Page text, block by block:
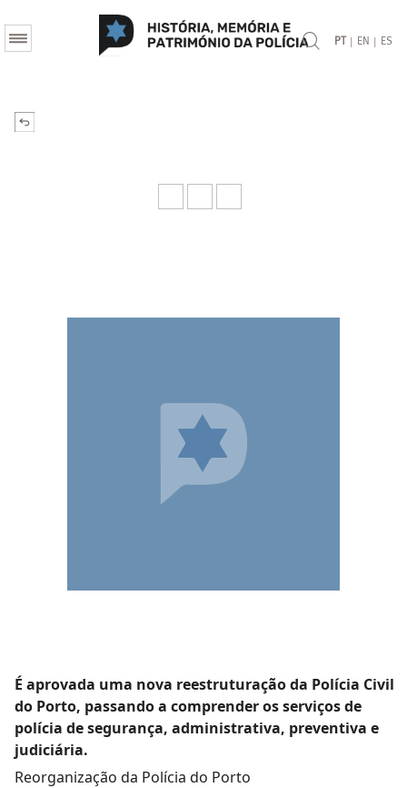
PT | EN | ES
É aprovada uma nova reestruturação da Polícia Civil
do Porto, passando a comprender os serviços de
polícia de segurança, administrativa, preventiva e
judiciária.
Reorganização da Polícia do Porto